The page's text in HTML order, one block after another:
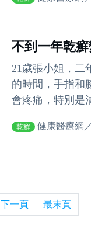
不到一年乾
21歲張小姐，二
的時間，手指和
會疼痛，特別是
乾癬 健康醫療網
下一頁 最末頁